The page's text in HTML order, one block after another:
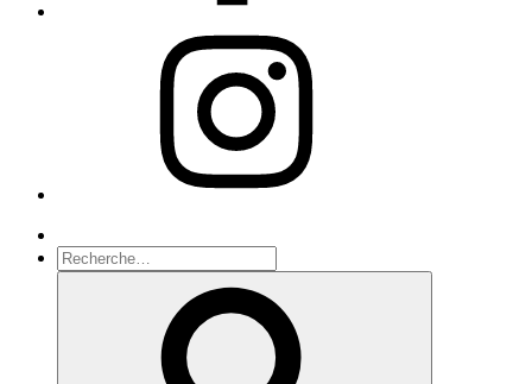
Recherche
pour